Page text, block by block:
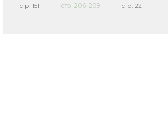
стр. 151 стр. 206-209 стр. 221